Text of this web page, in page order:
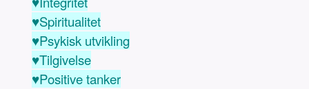
♥Spiritualitet
♥Psykisk utvikling
♥Tilgivelse
♥Positive tanker